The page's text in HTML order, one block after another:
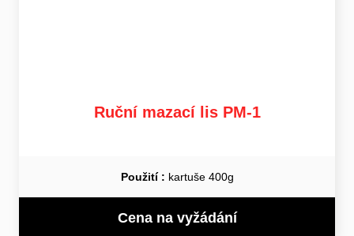
Ruční mazací lis PM-1
Použití : kartuše 400g
Cena na vyžádání